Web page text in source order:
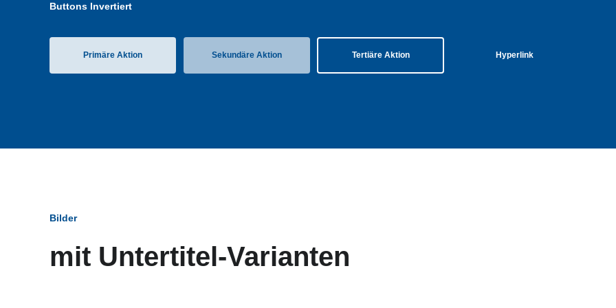
Buttons Invertiert
Primäre Aktion Sekundäre Aktion Tertiäre Aktion Hyperlink
Bilder
mit Untertitel-Varianten